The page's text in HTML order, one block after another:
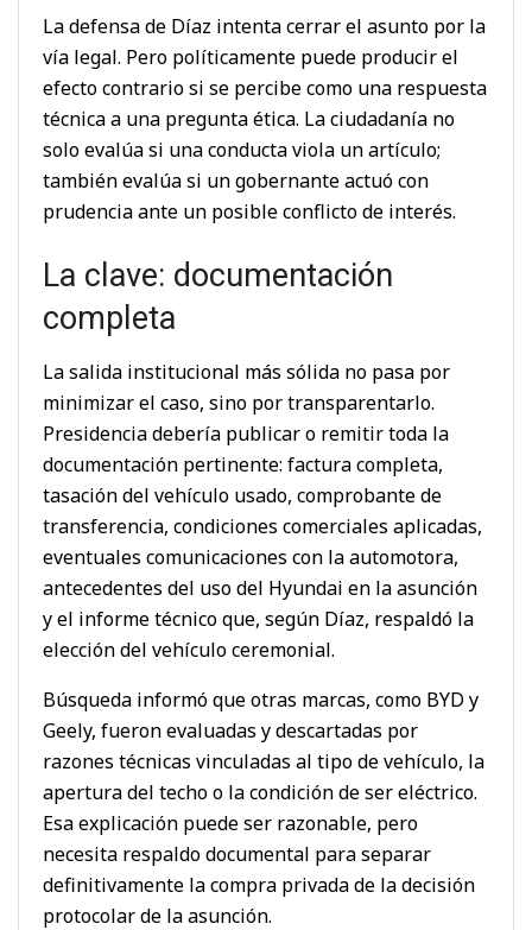
La defensa de Díaz intenta cerrar el asunto por la
vía legal. Pero políticamente puede producir el
efecto contrario si se percibe como una respuesta
técnica a una pregunta ética. La ciudadanía no
solo evalúa si una conducta viola un artículo;
también evalúa si un gobernante actuó con
prudencia ante un posible conflicto de interés.
La clave: documentación
completa
La salida institucional más sólida no pasa por
minimizar el caso, sino por transparentarlo.
Presidencia debería publicar o remitir toda la
documentación pertinente: factura completa,
tasación del vehículo usado, comprobante de
transferencia, condiciones comerciales aplicadas,
eventuales comunicaciones con la automotora,
antecedentes del uso del Hyundai en la asunción
y el informe técnico que, según Díaz, respaldó la
elección del vehículo ceremonial.
Búsqueda informó que otras marcas, como BYD y
Geely, fueron evaluadas y descartadas por
razones técnicas vinculadas al tipo de vehículo, la
apertura del techo o la condición de ser eléctrico.
Esa explicación puede ser razonable, pero
necesita respaldo documental para separar
definitivamente la compra privada de la decisión
protocolar de la asunción.